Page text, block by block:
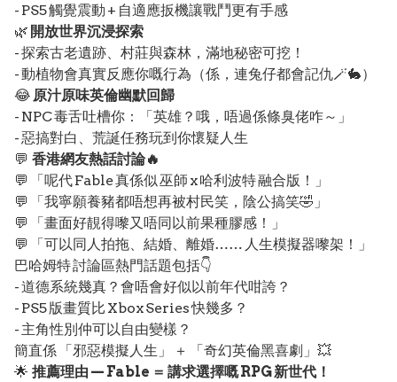
- PS5 觸覺震動 + 自適應扳機讓戰鬥更有手感
🌿 開放世界沉浸探索
- 探索古老遺跡、村莊與森林，滿地秘密可挖！
- 動植物會真實反應你嘅行為（係，連兔仔都會記仇🪄🐇）
😂 原汁原味英倫幽默回歸
- NPC 毒舌吐槽你：「英雄？哦，唔過係條臭佬咋～」
- 惡搞對白、荒誕任務玩到你懷疑人生
💬 香港網友熱話討論🔥
💬 「呢代 Fable 真係似 巫師 x 哈利波特 融合版！」
💬 「我寧願養豬都唔想再被村民笑，陰公搞笑🤣」
💬 「畫面好靚得嚟又唔同以前果種膠感！」
💬 「可以同人拍拖、結婚、離婚…… 人生模擬器嚟架！」
巴哈姆特 討論區熱門話題包括👇
- 道德系統幾真？會唔會好似以前年代咁誇？
- PS5 版畫質比 Xbox Series 快幾多？
- 主角性別仲可以自由變樣？
簡直係 「邪惡模擬人生」 ＋ 「奇幻英倫黑喜劇」💥
🌟 推薦理由 — Fable ＝ 講求選擇嘅 RPG 新世代！